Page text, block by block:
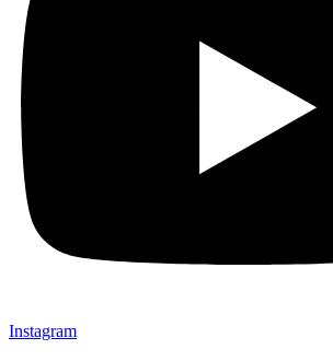
Instagram